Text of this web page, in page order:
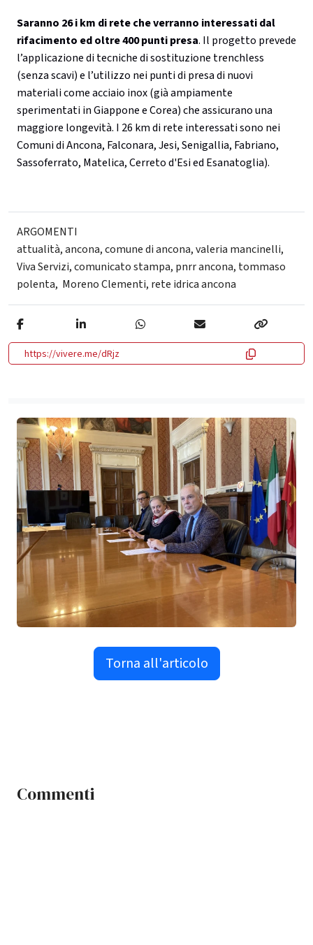
Saranno 26 i km di rete che verranno interessati dal
rifacimento ed oltre 400 punti presa. Il progetto prevede
l’applicazione di tecniche di sostituzione trenchless
(senza scavi) e l’utilizzo nei punti di presa di nuovi
materiali come acciaio inox (già ampiamente
sperimentati in Giappone e Corea) che assicurano una
maggiore longevità. I 26 km di rete interessati sono nei
Comuni di Ancona, Falconara, Jesi, Senigallia, Fabriano,
Sassoferrato, Matelica, Cerreto d'Esi ed Esanatoglia).
ARGOMENTI
attualità,ancona,comune di ancona,valeria mancinelli,
Viva Servizi,comunicato stampa, pnrr ancona, tommaso
polenta, Moreno Clementi, rete idrica ancona
https://vivere.me/dRjz
Torna all'articolo
Commenti